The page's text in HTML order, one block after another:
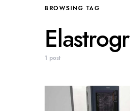
BROWSING TAG
1 post